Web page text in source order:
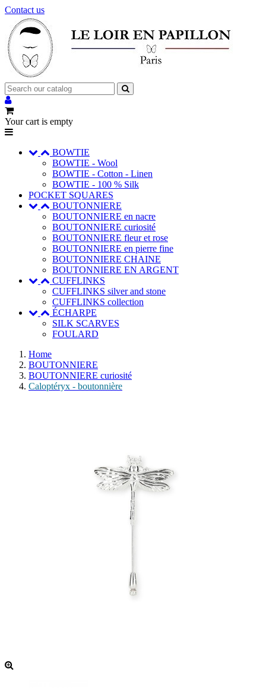
Contact us
Your cart is empty
BOWTIE
BOWTIE - Wool
BOWTIE - Cotton - Linen
BOWTIE - 100 % Silk
POCKET SQUARES
BOUTONNIERE
BOUTONNIERE en nacre
BOUTONNIERE curiosité
BOUTONNIERE fleur et rose
BOUTONNIERE en pierre fine
BOUTONNIERE CHAINE
BOUTONNIERE EN ARGENT
CUFFLINKS
CUFFLINKS silver and stone
CUFFLINKS collection
ÉCHARPE
SILK SCARVES
FOULARD
Home
BOUTONNIERE
BOUTONNIERE curiosité
Caloptéryx - boutonnière